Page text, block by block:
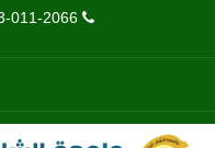
011-2066